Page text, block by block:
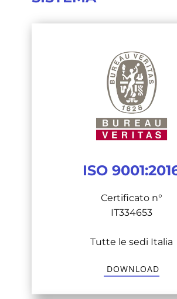
ISO
Certificato n°
IT334653
Tutte le sedi Italia
​ DOWNLOAD